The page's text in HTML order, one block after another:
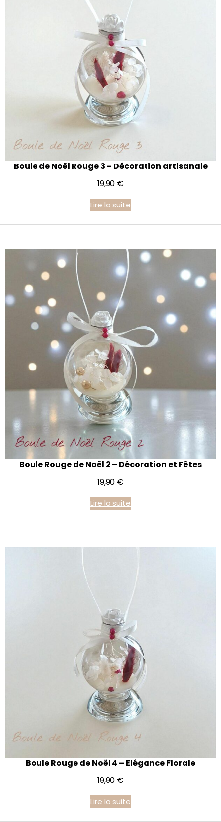
Boule de Noël Rouge 3 – Décoration artisanale
19,90 €
Lire la suite
Boule Rouge de Noël 2 – Décoration et Fêtes
19,90 €
Lire la suite
Boule Rouge de Noël 4 – Elégance Florale
19,90 €
Lire la suite